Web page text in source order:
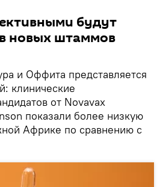
будут
новых штаммов
и Оффита представляется
клинические
от Novavax
показали более низкую
Африке по сравнению с